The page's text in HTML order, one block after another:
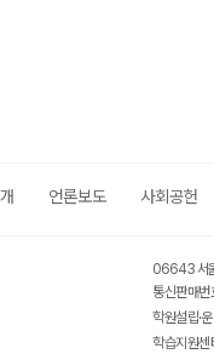
언론보도 사회공헌
06643 서
통신판매
학원설립·
학습지원